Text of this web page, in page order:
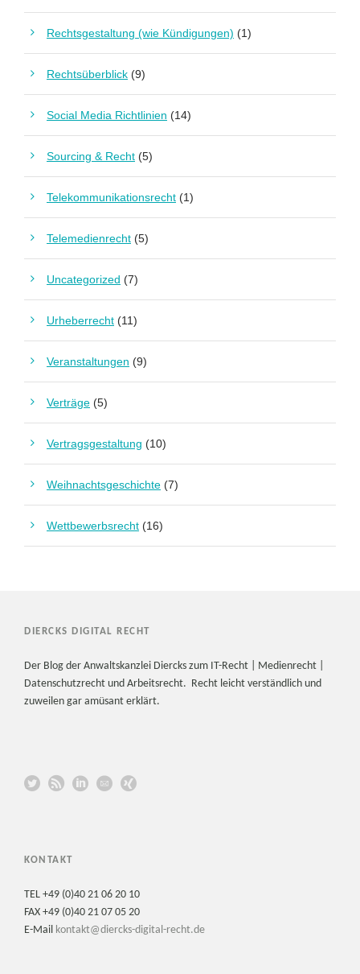
Rechtsgestaltung (wie Kündigungen) (1)
Rechtsüberblick (9)
Social Media Richtlinien (14)
Sourcing & Recht (5)
Telekommunikationsrecht (1)
Telemedienrecht (5)
Uncategorized (7)
Urheberrecht (11)
Veranstaltungen (9)
Verträge (5)
Vertragsgestaltung (10)
Weihnachtsgeschichte (7)
Wettbewerbsrecht (16)
DIERCKS DIGITAL RECHT
Der Blog der Anwaltskanzlei Diercks zum IT-Recht | Medienrecht |
Datenschutzrecht und Arbeitsrecht. Recht leicht verständlich und
zuweilen gar amüsant erklärt.
KONTAKT
TEL +49 (0)40 21 06 20 10
FAX +49 (0)40 21 07 05 20
E-Mail kontakt@diercks-digital-recht.de